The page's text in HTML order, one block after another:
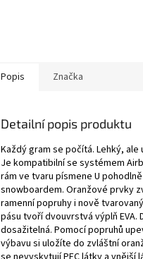
Popis Značka
Detailní popis produktu
Každý gram se počítá. Lehký,
Je kompatibilní se systémem
rám ve tvaru písmene U
snowboardem. Oranžové prvky
ramenní popruhy i nově
pásu tvoří dvouvrstvá výplň
dosažitelná. Pomocí popruhů
výbavu si uložíte do zvláštní